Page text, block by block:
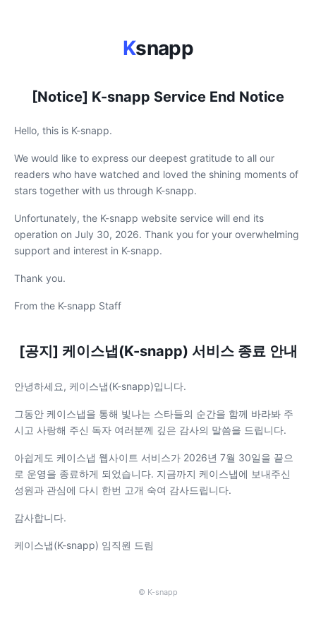
Ksnapp
[Notice] K-snapp Service End Notice
Hello, this is K-snapp.
We would like to express our deepest gratitude to all our
readers who have watched and loved the shining moments of
stars together with us through K-snapp.
Unfortunately, the K-snapp website service will end its
operation on July 30, 2026. Thank you for your overwhelming
support and interest in K-snapp.
Thank you.
From the K-snapp Staff
[공지] 케이스냅(K-snapp) 서비스 종료 안내
안녕하세요, 케이스냅(K-snapp)입니다.
그동안 케이스냅을 통해 빛나는 스타들의 순간을 함께 바라봐 주
시고 사랑해 주신 독자 여러분께 깊은 감사의 말씀을 드립니다.
아쉽게도 케이스냅 웹사이트 서비스가 2026년 7월 30일을 끝으
로 운영을 종료하게 되었습니다. 지금까지 케이스냅에 보내주신
성원과 관심에 다시 한번 고개 숙여 감사드립니다.
감사합니다.
케이스냅(K-snapp) 임직원 드림
© K-snapp